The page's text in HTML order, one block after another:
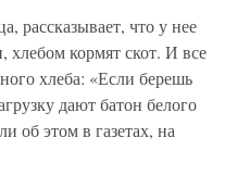
рассказывает, что у нее
хлебом кормят скот. И все
хлеба: «Если берешь
дают батон белого
об этом в газетах, на